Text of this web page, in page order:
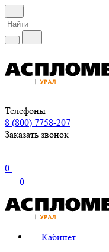
Телефоны
8 (800) 7758-207
Заказать звонок
0
0
Кабинет